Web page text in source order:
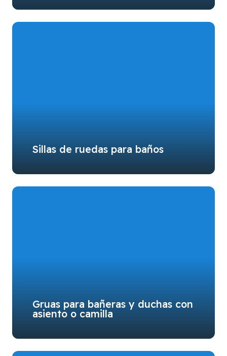
Sillas de ruedas para baños
Gruas para bañeras y duchas con
asiento o camilla